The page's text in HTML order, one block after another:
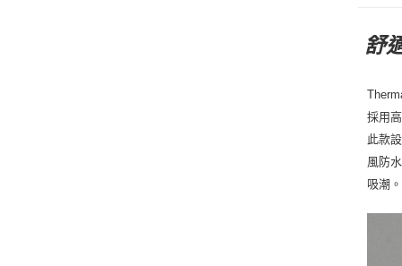
舒
採用
此款
風防
吸潮。